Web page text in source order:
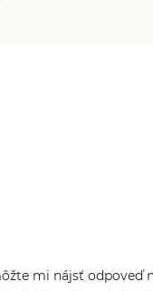
mi nájsť odpoveď